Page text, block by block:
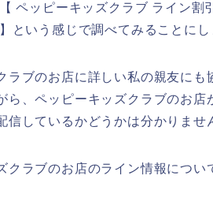
ペッピーキッズクラブ ライン割
という感じで調べてみることにし
ラブのお店に詳しい私の親友にも
ら、ペッピーキッズクラブのお店
信しているかどうかは分かりませ
クラブのお店のライン情報につい